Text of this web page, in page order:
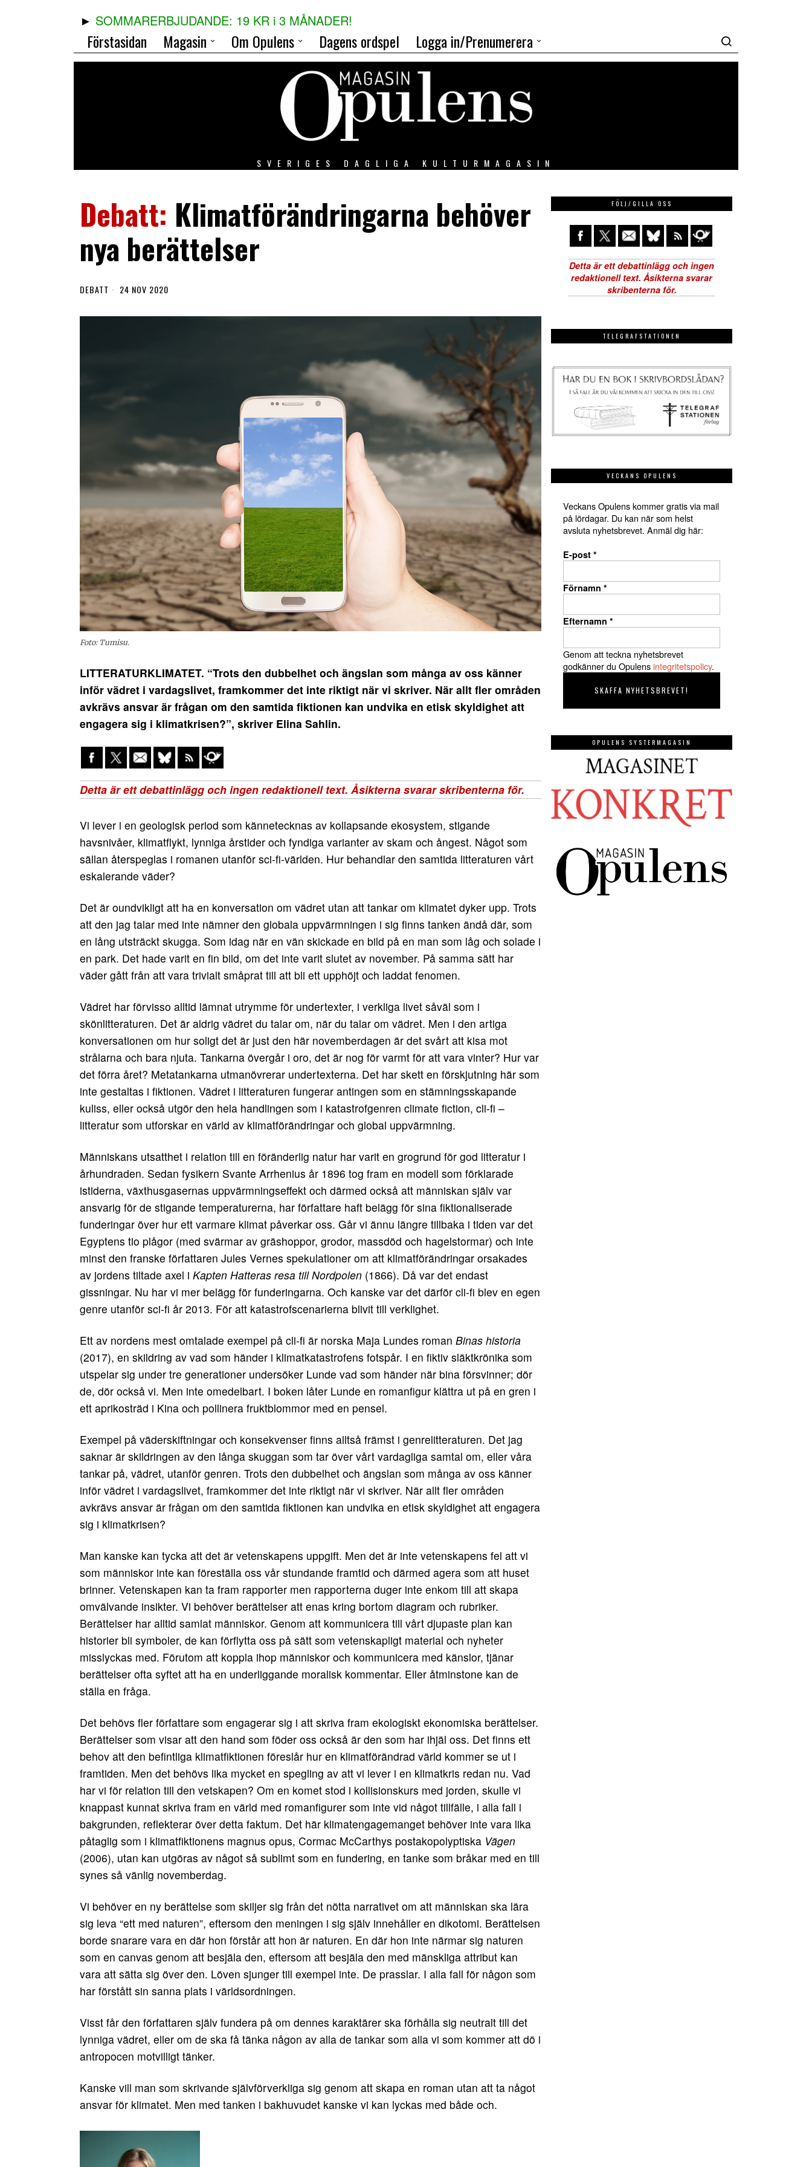
SOMMARERBJUDANDE: 19 KR i 3 MÅNADER!
Förstasidan Magasin Om Opulens Dagens ordspel Logga in/Prenumerera
SVERIGES DAGLIGA KULTURMAGASIN
Klimatförändringarna behöver
nya berättelser
DEBATT 24 NOV 2020
Foto: Tumisu.
LITTERATURKLIMATET. “Trots den dubbelhet och ängslan som många av oss känner
inför vädret i vardagslivet, framkommer det inte riktigt när vi skriver. När allt fler områden
avkrävs ansvar är frågan om den samtida fiktionen kan undvika en etisk skyldighet att
engagera sig i klimatkrisen?”, skriver Elina Sahlin.
Vi lever i en geologisk period som kännetecknas av kollapsande ekosystem, stigande
havsnivåer, klimatflykt, lynniga årstider och fyndiga varianter av skam och ångest. Något som
sällan återspeglas i romanen utanför sci-fi-världen. Hur behandlar den samtida litteraturen vårt
eskalerande väder?
Det är oundvikligt att ha en konversation om vädret utan att tankar om klimatet dyker upp. Trots
att den jag talar med inte nämner den globala uppvärmningen i sig finns tanken ändå där, som
en lång utsträckt skugga. Som idag när en vän skickade en bild på en man som låg och solade i
en park. Det hade varit en fin bild, om det inte varit slutet av november. På samma sätt har
väder gått från att vara trivialt småprat till att bli ett upphöjt och laddat fenomen.
Vädret har förvisso alltid lämnat utrymme för undertexter, i verkliga livet såväl som i
skönlitteraturen. Det är aldrig vädret du talar om, när du talar om vädret. Men i den artiga
konversationen om hur soligt det är just den här novemberdagen är det svårt att kisa mot
strålarna och bara njuta. Tankarna övergår i oro, det är nog för varmt för att vara vinter? Hur var
det förra året? Metatankarna utmanövrerar undertexterna. Det har skett en förskjutning här som
inte gestaltas i fiktionen. Vädret i litteraturen fungerar antingen som en stämningsskapande
kuliss, eller också utgör den hela handlingen som i katastrofgenren climate fiction, cli-fi –
litteratur som utforskar en värld av klimatförändringar och global uppvärmning.
Människans utsatthet i relation till en föränderlig natur har varit en grogrund för god litteratur i
århundraden. Sedan fysikern Svante Arrhenius år 1896 tog fram en modell som förklarade
istiderna, växthusgasernas uppvärmningseffekt och därmed också att människan själv var
ansvarig för de stigande temperaturerna, har författare haft belägg för sina fiktionaliserade
funderingar över hur ett varmare klimat påverkar oss. Går vi ännu längre tillbaka i tiden var det
Egyptens tio plågor (med svärmar av gräshoppor, grodor, massdöd och hagelstormar) och inte
minst den franske författaren Jules Vernes spekulationer om att klimatförändringar orsakades
av jordens tiltade axel i Kapten Hatteras resa till Nordpolen (1866). Då var det endast
gissningar. Nu har vi mer belägg för funderingarna. Och kanske var det därför cli-fi blev en egen
genre utanför sci-fi år 2013. För att katastrofscenarierna blivit till verklighet.
Ett av nordens mest omtalade exempel på cli-fi är norska Maja Lundes roman Binas historia
(2017), en skildring av vad som händer i klimatkatastrofens fotspår. I en fiktiv släktkrönika som
utspelar sig under tre generationer undersöker Lunde vad som händer när bina försvinner; dör
de, dör också vi. Men inte omedelbart. I boken låter Lunde en romanfigur klättra ut på en gren i
ett aprikosträd i Kina och pollinera fruktblommor med en pensel.
Exempel på väderskiftningar och konsekvenser finns alltså främst i genrelitteraturen. Det jag
saknar är skildringen av den långa skuggan som tar över vårt vardagliga samtal om, eller våra
tankar på, vädret, utanför genren. Trots den dubbelhet och ängslan som många av oss känner
inför vädret i vardagslivet, framkommer det inte riktigt när vi skriver. När allt fler områden
avkrävs ansvar är frågan om den samtida fiktionen kan undvika en etisk skyldighet att engagera
sig i klimatkrisen?
Man kanske kan tycka att det är vetenskapens uppgift. Men det är inte vetenskapens fel att vi
som människor inte kan föreställa oss vår stundande framtid och därmed agera som att huset
brinner. Vetenskapen kan ta fram rapporter men rapporterna duger inte enkom till att skapa
omvälvande insikter. Vi behöver berättelser att enas kring bortom diagram och rubriker.
Berättelser har alltid samlat människor. Genom att kommunicera till vårt djupaste plan kan
historier bli symboler, de kan förflytta oss på sätt som vetenskapligt material och nyheter
misslyckas med. Förutom att koppla ihop människor och kommunicera med känslor, tjänar
berättelser ofta syftet att ha en underliggande moralisk kommentar. Eller åtminstone kan de
ställa en fråga.
Det behövs fler författare som engagerar sig i att skriva fram ekologiskt ekonomiska berättelser.
Berättelser som visar att den hand som föder oss också är den som har ihjäl oss. Det finns ett
behov att den befintliga klimatfiktionen föreslår hur en klimatförändrad värld kommer se ut i
framtiden. Men det behövs lika mycket en spegling av att vi lever i en klimatkris redan nu. Vad
har vi för relation till den vetskapen? Om en komet stod i kollisionskurs med jorden, skulle vi
knappast kunnat skriva fram en värld med romanfigurer som inte vid något tillfälle, i alla fall i
bakgrunden, reflekterar över detta faktum. Det här klimatengagemanget behöver inte vara lika
påtaglig som i klimatfiktionens magnus opus, Cormac McCarthys postakopolyptiska Vägen
(2006), utan kan utgöras av något så sublimt som en fundering, en tanke som bråkar med en till
synes så vänlig novemberdag.
Vi behöver en ny berättelse som skiljer sig från det nötta narrativet om att människan ska lära
sig leva “ett med naturen”, eftersom den meningen i sig själv innehåller en dikotomi. Berättelsen
borde snarare vara en där hon förstår att hon är naturen. En där hon inte närmar sig naturen
som en canvas genom att besjäla den, eftersom att besjäla den med mänskliga attribut kan
vara att sätta sig över den. Löven sjunger till exempel inte. De prasslar. I alla fall för någon som
har förstått sin sanna plats i världsordningen.
Visst får den författaren själv fundera på om dennes karaktärer ska förhålla sig neutralt till det
lynniga vädret, eller om de ska få tänka någon av alla de tankar som alla vi som kommer att dö i
antropocen motvilligt tänker.
Kanske vill man som skrivande självförverkliga sig genom att skapa en roman utan att ta något
ansvar för klimatet. Men med tanken i bakhuvudet kanske vi kan lyckas med både och.
FÖLJ/GILLA OSS
TELEGRAFSTATIONEN
VECKANS OPULENS
Veckans Opulens kommer gratis via mail
på lördagar. Du kan när som helst
avsluta nyhetsbrevet. Anmäl dig här:
E-post *
Förnamn *
Efternamn *
Genom att teckna nyhetsbrevet
godkänner du Opulensintegritetspolicy.
OPULENS SYSTERMAGASIN